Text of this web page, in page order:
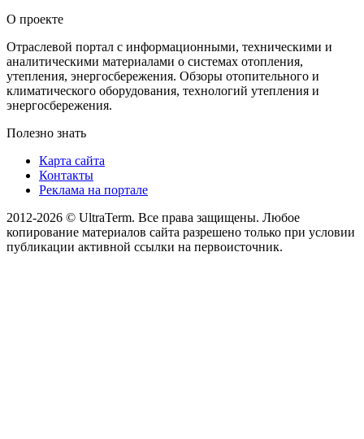
О проекте
Отраслевой портал с информационными, техническими и
аналитическими материалами о системах отопления,
утепления, энергосбережения. Обзоры отопительного и
климатического оборудования, технологий утепления и
энергосбережения.
Полезно знать
Карта сайта
Контакты
Реклама на портале
2012-2026 © UltraTerm. Все права защищены. Любое
копирование материалов сайта разрешено только при условии
публикации активной ссылки на первоисточник.